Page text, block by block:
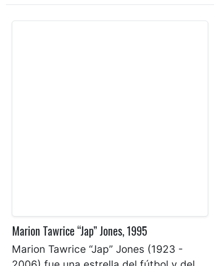
Marion Tawrice “Jap” Jones, 1995
Marion Tawrice “Jap” Jones (1923 -